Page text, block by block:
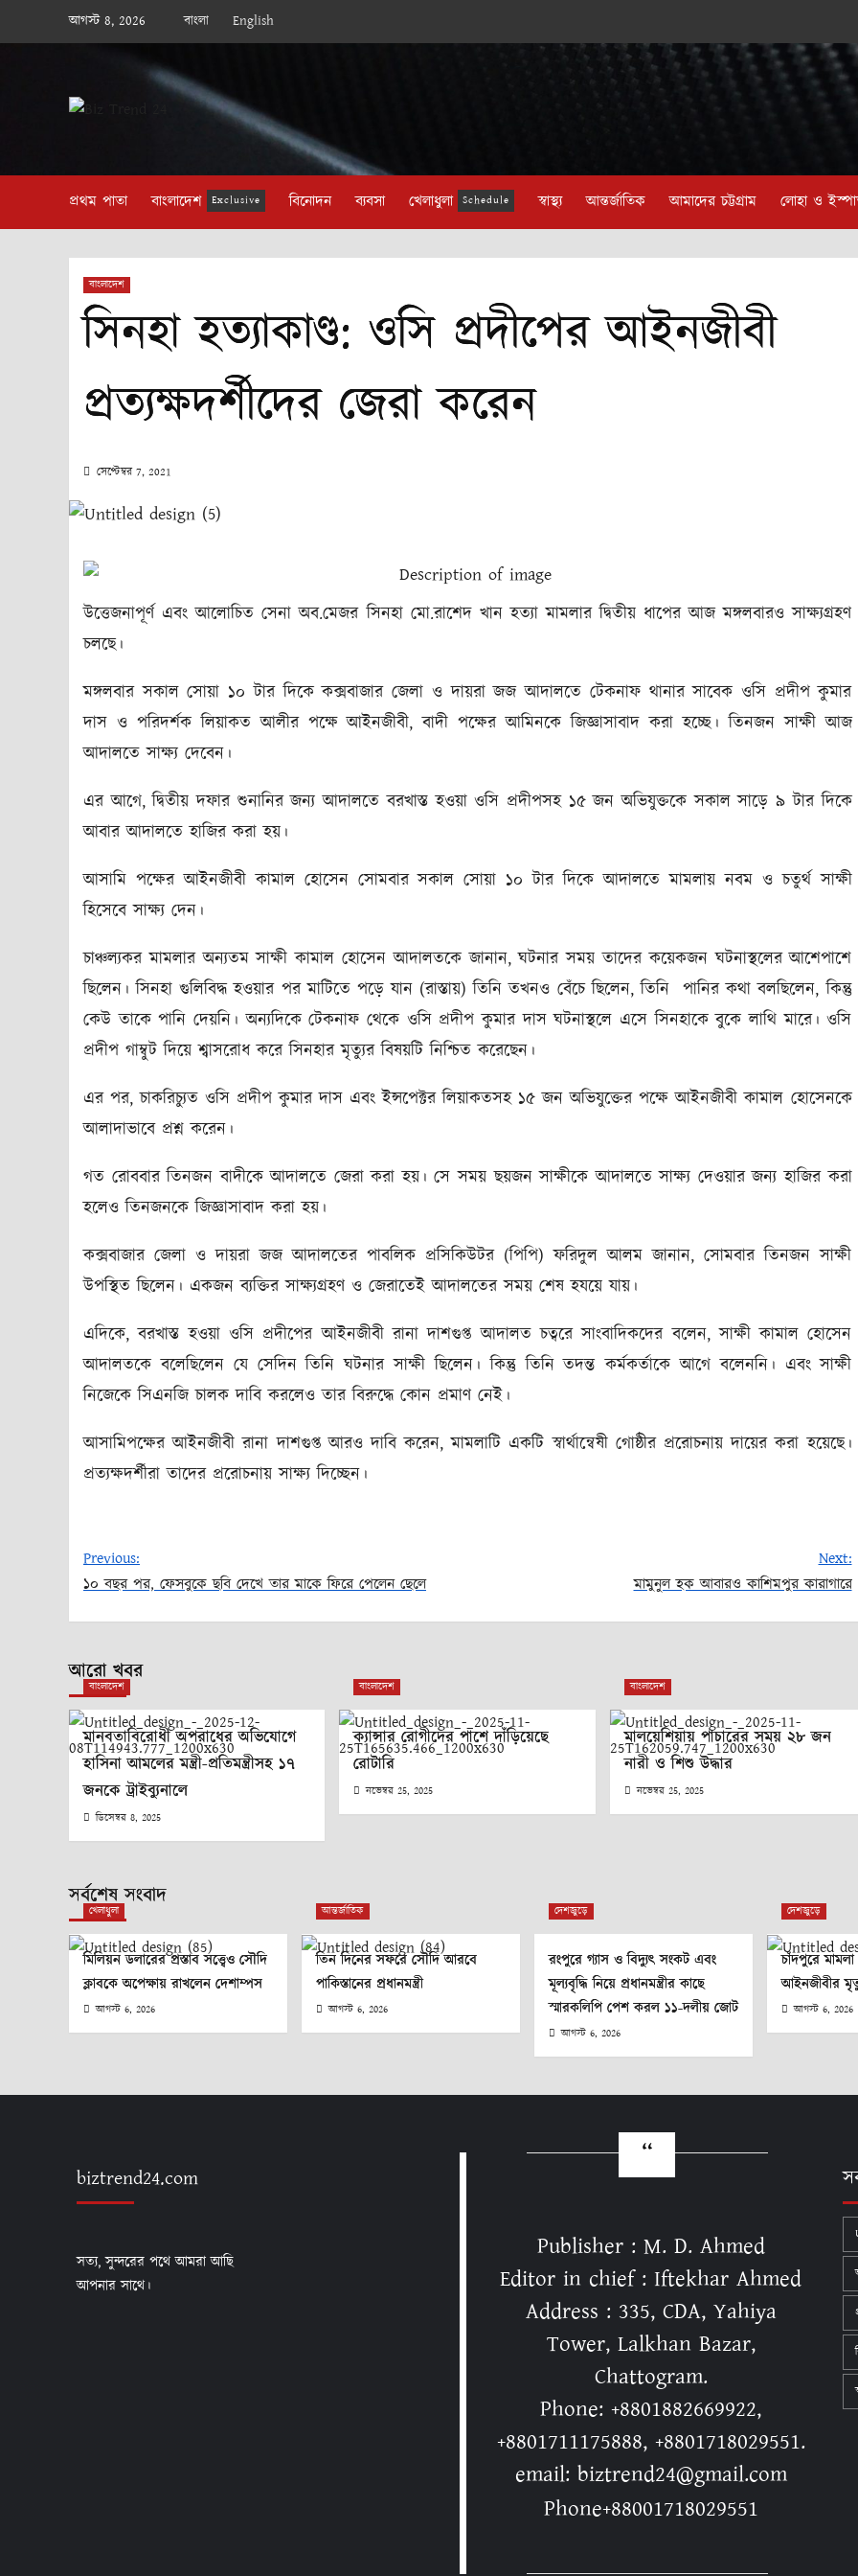
to
আগস্ট 8, 2026 বাংলা English
প্রথম পাতা বাংলাদেশ Exclusive বিনোদন ব্যবসা খেলাধুলা Schedule স্বাস্থ্য আন্তর্জাতিক আমাদের চট্টগ্রাম লোহা ও
বাংলাদেশ
সিনহা হত্যাকাণ্ড: ওসি প্রদীপের আইনজীবী
প্রত্যক্ষদর্শীদের জেরা করেন
সেপ্টেম্বর 7, 2021
উত্তেজনাপূর্ণ এবং আলোচিত সেনা অব.মেজর সিনহা মো.রাশেদ খান হত্যা মামলার দ্বিতীয় ধাপের আজ মঙ্গলবারও সাক্ষ্যগ্রহণ
চলছে।
মঙ্গলবার সকাল সোয়া ১০ টার দিকে কক্সবাজার জেলা ও দায়রা জজ আদালতে টেকনাফ থানার সাবেক ওসি প্রদীপ কুমার
দাস ও পরিদর্শক লিয়াকত আলীর পক্ষে আইনজীবী, বাদী পক্ষের আমিনকে জিজ্ঞাসাবাদ করা হচ্ছে। তিনজন সাক্ষী আজ
আদালতে সাক্ষ্য দেবেন।
এর আগে, দ্বিতীয় দফার শুনানির জন্য আদালতে বরখাস্ত হওয়া ওসি প্রদীপসহ ১৫ জন অভিযুক্তকে সকাল সাড়ে ৯ টার দিকে
আবার আদালতে হাজির করা হয়।
আসামি পক্ষের আইনজীবী কামাল হোসেন সোমবার সকাল সোয়া ১০ টার দিকে আদালতে মামলায় নবম ও চতুর্থ সাক্ষী
হিসেবে সাক্ষ্য দেন।
চাঞ্চল্যকর মামলার অন্যতম সাক্ষী কামাল হোসেন আদালতকে জানান, ঘটনার সময় তাদের কয়েকজন ঘটনাস্থলের আশেপাশে
ছিলেন। সিনহা গুলিবিদ্ধ হওয়ার পর মাটিতে পড়ে যান (রাস্তায়) তিনি তখনও বেঁচে ছিলেন, তিনি পানির কথা বলছিলেন, কিন্তু
কেউ তাকে পানি দেয়নি। অন্যদিকে টেকনাফ থেকে ওসি প্রদীপ কুমার দাস ঘটনাস্থলে এসে সিনহাকে বুকে লাথি মারে। ওসি
প্রদীপ গাম্বুট দিয়ে শ্বাসরোধ করে সিনহার মৃত্যুর বিষয়টি নিশ্চিত করেছেন।
এর পর, চাকরিচ্যুত ওসি প্রদীপ কুমার দাস এবং ইন্সপেক্টর লিয়াকতসহ ১৫ জন অভিযুক্তের পক্ষে আইনজীবী কামাল হোসেনকে
আলাদাভাবে প্রশ্ন করেন।
গত রোববার তিনজন বাদীকে আদালতে জেরা করা হয়। সে সময় ছয়জন সাক্ষীকে আদালতে সাক্ষ্য দেওয়ার জন্য হাজির করা
হলেও তিনজনকে জিজ্ঞাসাবাদ করা হয়।
কক্সবাজার জেলা ও দায়রা জজ আদালতের পাবলিক প্রসিকিউটর (পিপি) ফরিদুল আলম জানান, সোমবার তিনজন সাক্ষী
উপস্থিত ছিলেন। একজন ব্যক্তির সাক্ষ্যগ্রহণ ও জেরাতেই আদালতের সময় শেষ হযয়ে যায়।
এদিকে, বরখাস্ত হওয়া ওসি প্রদীপের আইনজীবী রানা দাশগুপ্ত আদালত চত্বরে সাংবাদিকদের বলেন, সাক্ষী কামাল হোসেন
আদালতকে বলেছিলেন যে সেদিন তিনি ঘটনার সাক্ষী ছিলেন। কিন্তু তিনি তদন্ত কর্মকর্তাকে আগে বলেননি। এবং সাক্ষী
নিজেকে সিএনজি চালক দাবি করলেও তার বিরুদ্ধে কোন প্রমাণ নেই।
আসামিপক্ষের আইনজীবী রানা দাশগুপ্ত আরও দাবি করেন, মামলাটি একটি স্বার্থান্বেষী গোষ্ঠীর প্ররোচনায় দায়ের করা হয়েছে।
প্রত্যক্ষদর্শীরা তাদের প্ররোচনায় সাক্ষ্য দিচ্ছেন।
Previous:
১০ বছর পর, ফেসবুকে ছবি দেখে তার মাকে ফিরে পেলেন ছেলে
Next:
মামুনুল হক আবারও কাশিমপুর কারাগারে
আরো খবর
বাংলাদেশ
মানবতাবিরোধী অপরাধের অভিযোগে
হাসিনা আমলের মন্ত্রী-প্রতিমন্ত্রীসহ ১৭
জনকে ট্রাইব্যুনালে
ডিসেম্বর 8, 2025
বাংলাদেশ
ক্যান্সার রোগীদের পাশে দাঁড়িয়েছে
রোটারি
নভেম্বর 25, 2025
বাংলাদেশ
মালয়েশিয়ায় পাচারের সময় ২৮ জন
নারী ও শিশু উদ্ধার
নভেম্বর 25, 2025
সর্বশেষ সংবাদ
খেলাধুলা
মিলিয়ন ডলারের প্রস্তাব সত্ত্বেও সৌদি
ক্লাবকে অপেক্ষায় রাখলেন দেশাম্পস
আগস্ট 6, 2026
আন্তর্জাতিক
তিন দিনের সফরে সৌদি আরবে
পাকিস্তানের প্রধানমন্ত্রী
আগস্ট 6, 2026
দেশজুড়ে
রংপুরে গ্যাস ও বিদ্যুৎ সংকট এবং
মূল্যবৃদ্ধি নিয়ে প্রধানমন্ত্রীর কাছে
স্মারকলিপি পেশ করল ১১-দলীয় জোট
আগস্ট 6, 2026
দেশজুড়ে
চাঁদপুরে
আইনজীবীর
আগস্ট 6, 2026
biztrend24.com
সত্য, সুন্দরের পথে আমরা আছি
আপনার সাথে।
Publisher : M. D. Ahmed
Editor in chief : Iftekhar Ahmed
Address : 335, CDA, Yahiya
Tower, Lalkhan Bazar,
Chattogram.
Phone: +8801882669922,
+8801711175888, +8801718029551.
email: biztrend24@gmail.com
Phone+88001718029551